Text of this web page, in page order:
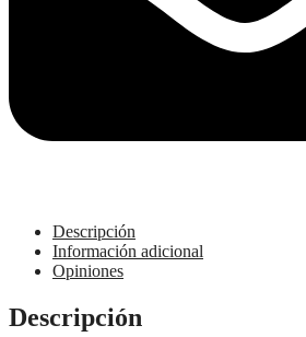
Descripción
Información adicional
Opiniones
Descripción